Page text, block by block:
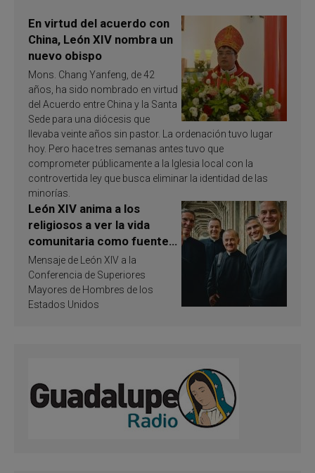
En virtud del acuerdo con
China, León XIV nombra un
nuevo obispo
Mons. Chang Yanfeng, de 42
años, ha sido nombrado en virtud
del Acuerdo entre China y la Santa
Sede para una diócesis que
llevaba veinte años sin pastor. La ordenación tuvo lugar
hoy. Pero hace tres semanas antes tuvo que
comprometer públicamente a la Iglesia local con la
controvertida ley que busca eliminar la identidad de las
minorías.
León XIV anima a los
religiosos a ver la vida
comunitaria como fuente
de inspiración y
santificación
Mensaje de León XIV a la
Conferencia de Superiores
Mayores de Hombres de los
Estados Unidos